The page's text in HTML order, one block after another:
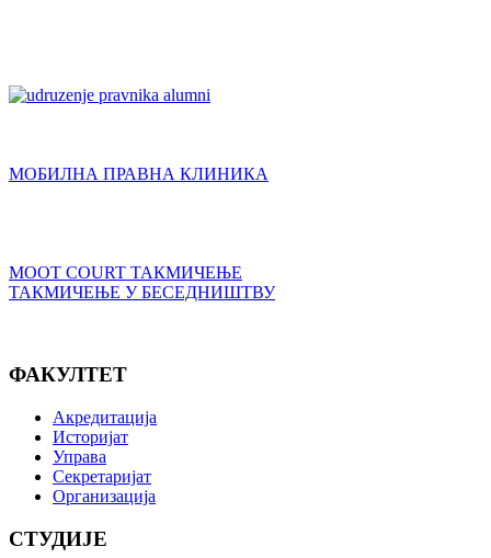
МОБИЛНА ПРАВНА КЛИНИКА
MOOT COURT ТАКМИЧЕЊЕ
ТАКМИЧЕЊЕ У БЕСЕДНИШТВУ
ФАКУЛТЕТ
Акредитација
Историјат
Управа
Секретаријат
Организација
СТУДИЈЕ